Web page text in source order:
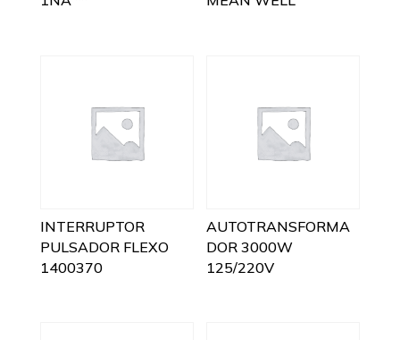
INTERRUPTOR
PULSADOR FLEXO
1400370
AUTOTRANSFORMA
DOR 3000W
125/220V